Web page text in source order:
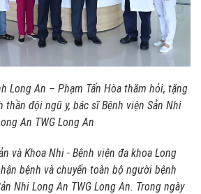
Long An – Phạm Tấn Hòa thăm hỏi, tặng
thần đội ngũ y, bác sĩ Bệnh viện Sản Nhi
An TWG Long An
và Khoa Nhi - Bệnh viện đa khoa Long
bệnh và chuyển toàn bộ người bệnh
Nhi Long An TWG Long An. Trong ngày